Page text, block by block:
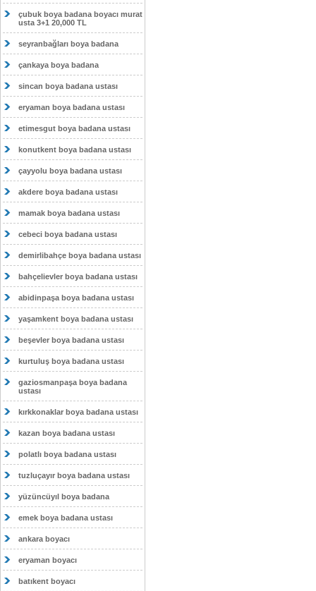
çubuk boya badana boyacı murat
usta 3+1 20,000 TL
seyranbağları boya badana
çankaya boya badana
sincan boya badana ustası
eryaman boya badana ustası
etimesgut boya badana ustası
konutkent boya badana ustası
çayyolu boya badana ustası
akdere boya badana ustası
mamak boya badana ustası
cebeci boya badana ustası
demirlibahçe boya badana ustası
bahçelievler boya badana ustası
abidinpaşa boya badana ustası
yaşamkent boya badana ustası
beşevler boya badana ustası
kurtuluş boya badana ustası
gaziosmanpaşa boya badana
ustası
kırkkonaklar boya badana ustası
kazan boya badana ustası
polatlı boya badana ustası
tuzluçayır boya badana ustası
yüzüncüyıl boya badana
emek boya badana ustası
ankara boyacı
eryaman boyacı
batıkent boyacı